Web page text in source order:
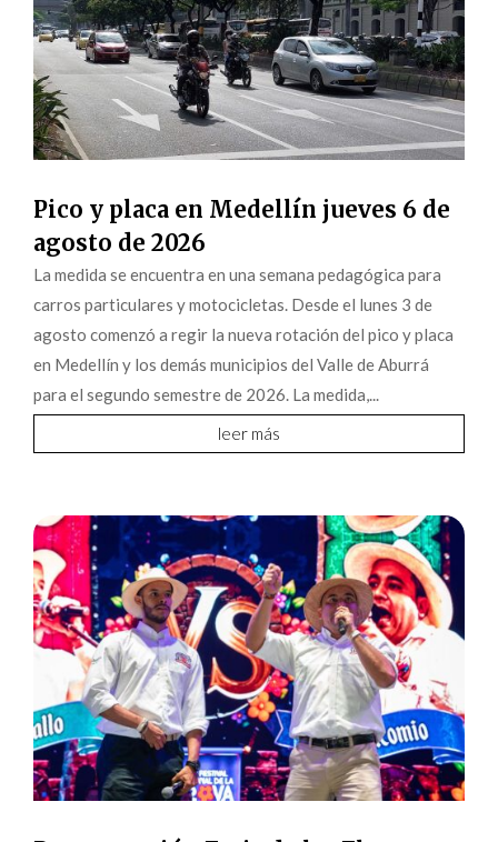
Pico y placa en Medellín jueves 6 de
agosto de 2026
La medida se encuentra en una semana pedagógica para
carros particulares y motocicletas. Desde el lunes 3 de
agosto comenzó a regir la nueva rotación del pico y placa
en Medellín y los demás municipios del Valle de Aburrá
para el segundo semestre de 2026. La medida,...
leer más